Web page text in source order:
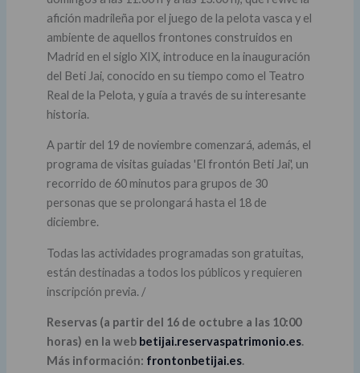
afición madrileña por el juego de la pelota vasca y el
ambiente de aquellos frontones construidos en
Madrid en el siglo XIX, introduce en la inauguración
del Beti Jai, conocido en su tiempo como el Teatro
Real de la Pelota, y guía a través de su interesante
historia.
A partir del 19 de noviembre comenzará, además, el
programa de visitas guiadas 'El frontón Beti Jai', un
recorrido de 60 minutos para grupos de 30
personas que se prolongará hasta el 18 de
diciembre.
Todas las actividades programadas son gratuitas,
están destinadas a todos los públicos y requieren
inscripción previa. /
Reservas (a partir del 16 de octubre a las 10:00
horas) en la web betijai.reservaspatrimonio.es.
Más información: frontonbetijai.es.